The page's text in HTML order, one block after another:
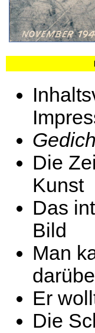
Die
Kunst
Das
Bild
Man
Er
Die